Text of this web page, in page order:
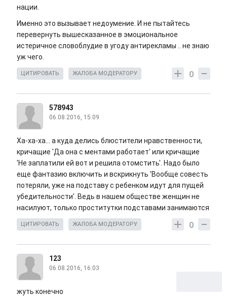
нации.
Именно это вызывает недоумение. И не пытайтесь
перевернуть вышесказанное в эмоциональное
истеричное словоблудие в угоду антирекламы .. не знаю
уж чего.
0
ЦИТИРОВАТЬ ЖАЛОБА МОДЕРАТОРУ
578943
06.08.2016, 15:09
Ха-ха-ха... а куда делись блюстители нравственности,
кричащие 'Да она с ментами работает' или кричащие
'Не заплатили ей вот и решила отомстить'. Надо было
еще фантазию включить и вскрикнуть 'Вообще совесть
потеряли, уже на подставу с ребенком идут для пущей
убедительности'. Ведь в нашем обществе женщин не
насилуют, только проститутки подставами занимаются
0
ЦИТИРОВАТЬ ЖАЛОБА МОДЕРАТОРУ
123
06.08.2016, 16:03
жуть конечно